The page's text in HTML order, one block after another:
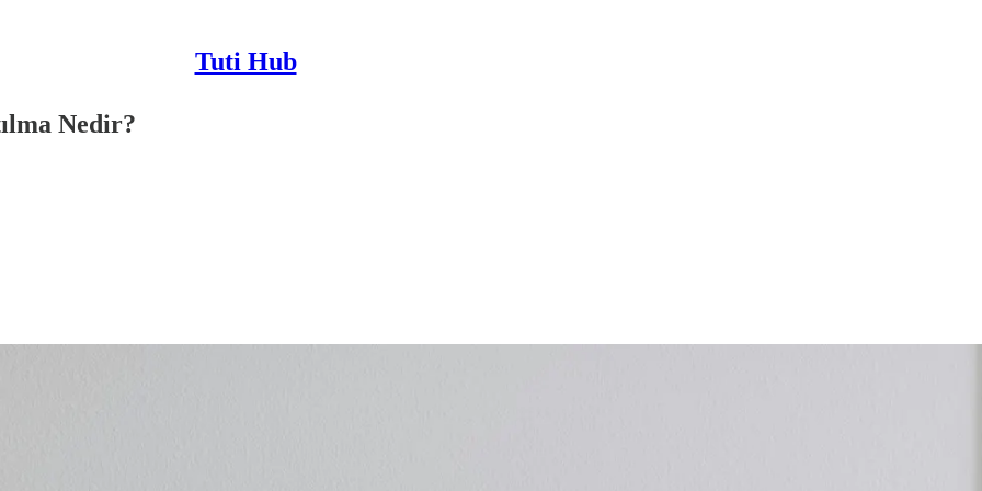
Tuti Hub
Nedir?